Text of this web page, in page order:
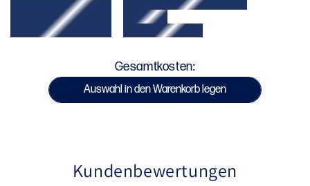
SKU : VENUM-05994-210
Gesamtkosten:
Auswahl in den Warenkorb legen
Kundenbewertungen